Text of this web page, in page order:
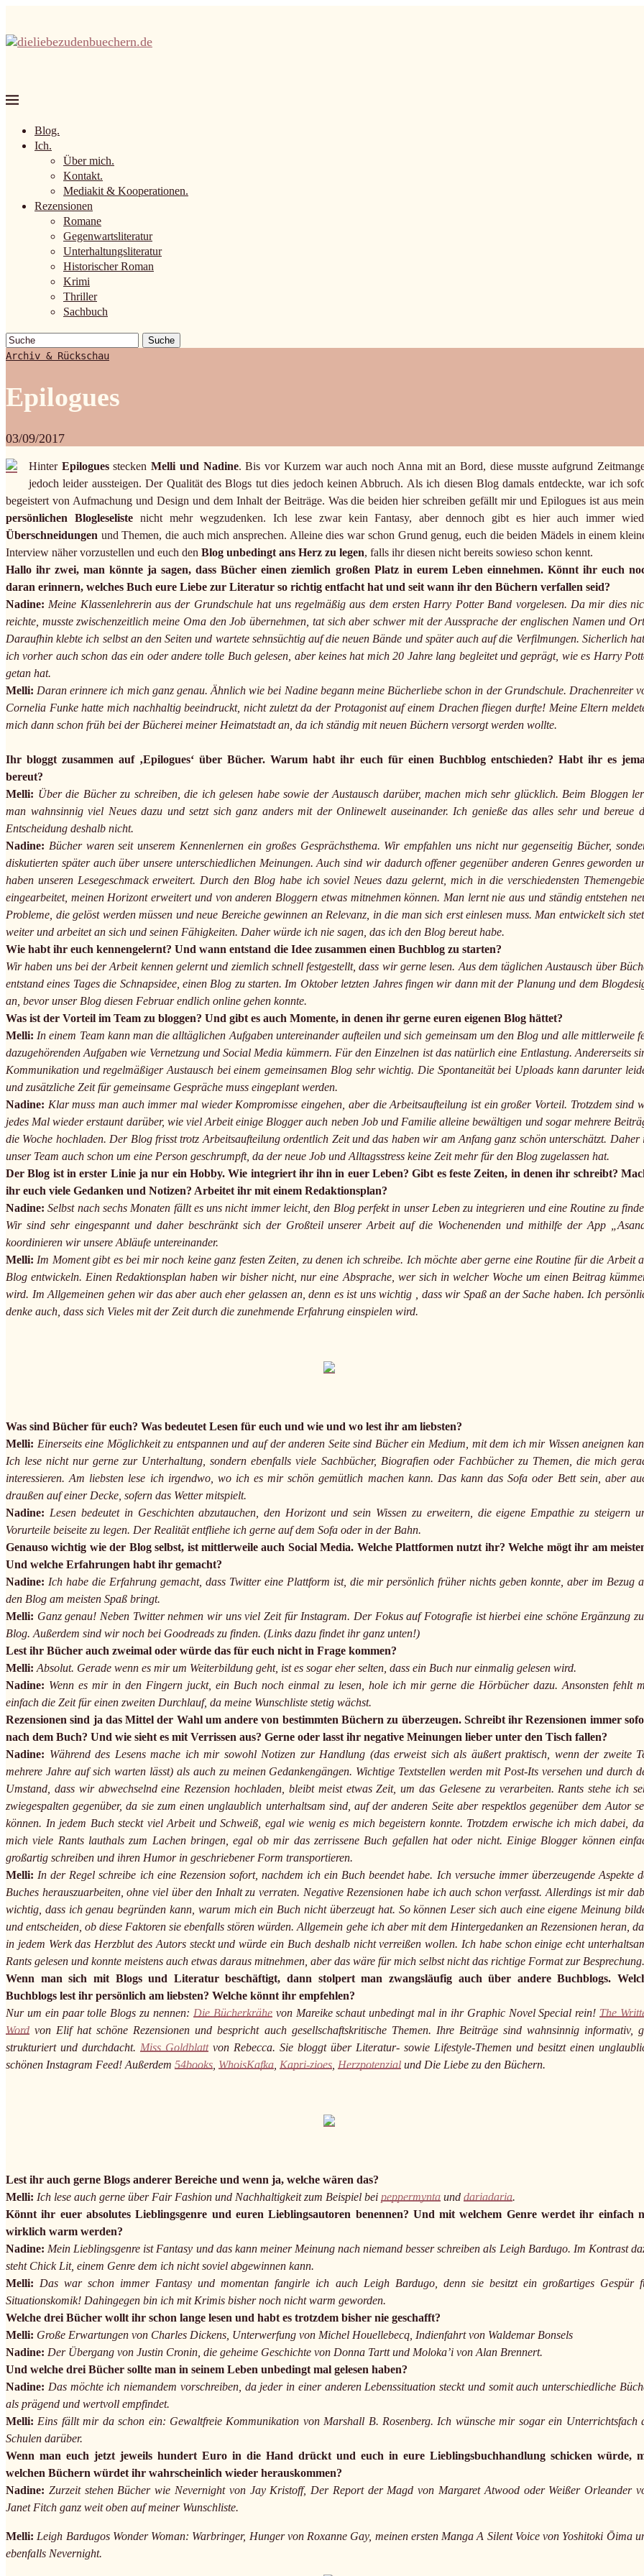
Blog.
Ich.
Über mich.
Kontakt.
Mediakit & Kooperationen.
Rezensionen
Romane
Gegenwartsliteratur
Unterhaltungsliteratur
Historischer Roman
Krimi
Thriller
Sachbuch
Suche
Archiv & Rückschau
Epilogues
03/09/2017
Hinter EpiloguessteckenMelli und Nadine. Bis vor Kurzem war auch noch Anna mit an Bord, diese musste aufgrund
jedoch leider aussteigen. Der Qualität des Blogs tut dies jedoch keinen Abbruch. Als ich diesen Blog damals entdeckte, war ich
begeistert von Aufmachung und Design und dem Inhalt der Beiträge. Was die beiden hier schreiben gefällt mir und Epilogues ist aus
persönlichen Blogleselistenicht mehr wegzudenken. Ich lese zwar kein Fantasy, aber dennoch gibt es hier auch immer
Überschneidungen und Themen, die auch mich ansprechen. Alleine dies war schon Grund genug, euch die beiden Mädels in einem
Interview näher vorzustellen und euch den Blog unbedingt ans Herz zu legen, falls ihr diesen nicht bereits sowieso schon kennt.
Hallo ihr zwei, man könnte ja sagen, dass Bücher einen ziemlich großen Platz in eurem Leben einnehmen. Könnt ihr euch
daran erinnern, welches Buch eure Liebe zur Literatur so richtig entfacht hat und seit wann ihr den Büchern verfallen seid?
Nadine: Meine Klassenlehrerin aus der Grundschule hat uns regelmäßig aus dem ersten Harry Potter Band vorgelesen. Da mir dies
reichte, musste zwischenzeitlich meine Oma den Job übernehmen, tat sich aber schwer mit der Aussprache der englischen Namen und
Daraufhin klebte ich selbst an den Seiten und wartete sehnsüchtig auf die neuen Bände und später auch auf die Verfilmungen. Sicherlich
ich vorher auch schon das ein oder andere tolle Buch gelesen, aber keines hat mich 20 Jahre lang begleitet und geprägt, wie es Harry
getan hat.
Melli: Daran erinnere ich mich ganz genau. Ähnlich wie bei Nadine begann meine Bücherliebe schon in der Grundschule. Drachenreiter
Cornelia Funke hatte mich nachhaltig beeindruckt, nicht zuletzt da der Protagonist auf einem Drachen fliegen durfte! Meine Eltern
mich dann schon früh bei der Bücherei meiner Heimatstadt an, da ich ständig mit neuen Büchern versorgt werden wollte.
Ihr bloggt zusammen auf ‚Epilogues‘ über Bücher. Warum habt ihr euch für einen Buchblog entschieden? Habt ihr es
bereut?
Melli: Über die Bücher zu schreiben, die ich gelesen habe sowie der Austausch darüber, machen mich sehr glücklich. Beim Bloggen
man wahnsinnig viel Neues dazu und setzt sich ganz anders mit der Onlinewelt auseinander. Ich genieße das alles sehr und bereue
Entscheidung deshalb nicht.
Nadine: Bücher waren seit unserem Kennenlernen ein großes Gesprächsthema. Wir empfahlen uns nicht nur gegenseitig Bücher,
diskutierten später auch über unsere unterschiedlichen Meinungen. Auch sind wir dadurch offener gegenüber anderen Genres geworden
haben unseren Lesegeschmack erweitert. Durch den Blog habe ich soviel Neues dazu gelernt, mich in die verschiedensten
eingearbeitet, meinen Horizont erweitert und von anderen Bloggern etwas mitnehmen können. Man lernt nie aus und ständig entstehen
Probleme, die gelöst werden müssen und neue Bereiche gewinnen an Relevanz, in die man sich erst einlesen muss. Man entwickelt sich
weiter und arbeitet an sich und seinen Fähigkeiten. Daher würde ich nie sagen, das ich den Blog bereut habe.
Wie habt ihr euch kennengelernt? Und wann entstand die Idee zusammen einen Buchblog zu starten?
Wir haben uns bei der Arbeit kennen gelernt und ziemlich schnell festgestellt, dass wir gerne lesen. Aus dem täglichen Austausch über
entstand eines Tages die Schnapsidee, einen Blog zu starten. Im Oktober letzten Jahres fingen wir dann mit der Planung und dem
an, bevor unser Blog diesen Februar endlich online gehen konnte.
Was ist der Vorteil im Team zu bloggen? Und gibt es auch Momente, in denen ihr gerne euren eigenen Blog hättet?
Melli: In einem Team kann man die alltäglichen Aufgaben untereinander aufteilen und sich gemeinsam um den Blog und alle mittlerweile
dazugehörenden Aufgaben wie Vernetzung und Social Media kümmern. Für den Einzelnen ist das natürlich eine Entlastung. Andererseits
Kommunikation und regelmäßiger Austausch bei einem gemeinsamen Blog sehr wichtig. Die Spontaneität bei Uploads kann darunter
und zusätzliche Zeit für gemeinsame Gespräche muss eingeplant werden.
Nadine: Klar muss man auch immer mal wieder Kompromisse eingehen, aber die Arbeitsaufteilung ist ein großer Vorteil. Trotzdem sind
jedes Mal wieder erstaunt darüber, wie viel Arbeit einige Blogger auch neben Job und Familie alleine bewältigen und sogar mehrere
die Woche hochladen. Der Blog frisst trotz Arbeitsaufteilung ordentlich Zeit und das haben wir am Anfang ganz schön unterschätzt. Daher
unser Team auch schon um eine Person geschrumpft, da der neue Job und Alltagsstress keine Zeit mehr für den Blog zugelassen hat.
Der Blog ist in erster Linie ja nur ein Hobby. Wie integriert ihr ihn in euer Leben? Gibt es feste Zeiten, in denen ihr schreibt?
ihr euch viele Gedanken und Notizen? Arbeitet ihr mit einem Redaktionsplan?
Nadine: Selbst nach sechs Monaten fällt es uns nicht immer leicht, den Blog perfekt in unser Leben zu integrieren und eine Routine zu
Wir sind sehr eingespannt und daher beschränkt sich der Großteil unserer Arbeit auf die Wochenenden und mithilfe der App
koordinieren wir unsere Abläufe untereinander.
Melli: Im Moment gibt es bei mir noch keine ganz festen Zeiten, zu denen ich schreibe. Ich möchte aber gerne eine Routine für die Arbeit
Blog entwickeln. Einen Redaktionsplan haben wir bisher nicht, nur eine Absprache, wer sich in welcher Woche um einen Beitrag
wird. Im Allgemeinen gehen wir das aber auch eher gelassen an, denn es ist uns wichtig , dass wir Spaß an der Sache haben. Ich
denke auch, dass sich Vieles mit der Zeit durch die zunehmende Erfahrung einspielen wird.
Was sind Bücher für euch? Was bedeutet Lesen für euch und wie und wo lest ihr am liebsten?
Melli: Einerseits eine Möglichkeit zu entspannen und auf der anderen Seite sind Bücher ein Medium, mit dem ich mir Wissen aneignen
Ich lese nicht nur gerne zur Unterhaltung, sondern ebenfalls viele Sachbücher, Biografien oder Fachbücher zu Themen, die mich
interessieren. Am liebsten lese ich irgendwo, wo ich es mir schön gemütlich machen kann. Das kann das Sofa oder Bett sein, aber
draußen auf einer Decke, sofern das Wetter mitspielt.
Nadine: Lesen bedeutet in Geschichten abzutauchen, den Horizont und sein Wissen zu erweitern, die eigene Empathie zu steigern
Vorurteile beiseite zu legen. Der Realität entfliehe ich gerne auf dem Sofa oder in der Bahn.
Genauso wichtig wie der Blog selbst, ist mittlerweile auch Social Media. Welche Plattformen nutzt ihr? Welche mögt ihr am
Und welche Erfahrungen habt ihr gemacht?
Nadine: Ich habe die Erfahrung gemacht, dass Twitter eine Plattform ist, die mir persönlich früher nichts geben konnte, aber im Bezug
den Blog am meisten Spaß bringt.
Melli: Ganz genau! Neben Twitter nehmen wir uns viel Zeit für Instagram. Der Fokus auf Fotografie ist hierbei eine schöne Ergänzung
Blog. Außerdem sind wir noch bei Goodreads zu finden. (Links dazu findet ihr ganz unten!)
Lest ihr Bücher auch zweimal oder würde das für euch nicht in Frage kommen?
Melli: Absolut. Gerade wenn es mir um Weiterbildung geht, ist es sogar eher selten, dass ein Buch nur einmalig gelesen wird.
Nadine: Wenn es mir in den Fingern juckt, ein Buch noch einmal zu lesen, hole ich mir gerne die Hörbücher dazu. Ansonsten fehlt
einfach die Zeit für einen zweiten Durchlauf, da meine Wunschliste stetig wächst.
Rezensionen sind ja das Mittel der Wahl um andere von bestimmten Büchern zu überzeugen. Schreibt ihr Rezensionen immer
nach dem Buch? Und wie sieht es mit Verrissen aus? Gerne oder lasst ihr negative Meinungen lieber unter den Tisch fallen?
Nadine: Während des Lesens mache ich mir sowohl Notizen zur Handlung (das erweist sich als äußert praktisch, wenn der zweite
mehrere Jahre auf sich warten lässt) als auch zu meinen Gedankengängen. Wichtige Textstellen werden mit Post-Its versehen und durch
Umstand, dass wir abwechselnd eine Rezension hochladen, bleibt meist etwas Zeit, um das Gelesene zu verarbeiten. Rants stehe ich
zwiegespalten gegenüber, da sie zum einen unglaublich unterhaltsam sind, auf der anderen Seite aber respektlos gegenüber dem Autor
können. In jedem Buch steckt viel Arbeit und Schweiß, egal wie wenig es mich begeistern konnte. Trotzdem erwische ich mich dabei,
mich viele Rants lauthals zum Lachen bringen, egal ob mir das zerrissene Buch gefallen hat oder nicht. Einige Blogger können
großartig schreiben und ihren Humor in geschriebener Form transportieren.
Melli: In der Regel schreibe ich eine Rezension sofort, nachdem ich ein Buch beendet habe. Ich versuche immer überzeugende Aspekte
Buches herauszuarbeiten, ohne viel über den Inhalt zu verraten. Negative Rezensionen habe ich auch schon verfasst. Allerdings ist mir
wichtig, dass ich genau begründen kann, warum mich ein Buch nicht überzeugt hat. So können Leser sich auch eine eigene Meinung
und entscheiden, ob diese Faktoren sie ebenfalls stören würden. Allgemein gehe ich aber mit dem Hintergedanken an Rezensionen heran,
in jedem Werk das Herzblut des Autors steckt und würde ein Buch deshalb nicht verreißen wollen. Ich habe schon einige echt
Rants gelesen und konnte meistens auch etwas daraus mitnehmen, aber das wäre für mich selbst nicht das richtige Format zur Besprechung.
Wenn man sich mit Blogs und Literatur beschäftigt, dann stolpert man zwangsläufig auch über andere Buchblogs.
Buchblogs lest ihr persönlich am liebsten? Welche könnt ihr empfehlen?
Nur um ein paar tolle Blogs zu nennen: Die Bücherkrähevon Mareike schaut unbedingt mal in ihr Graphic Novel Special rein! The
Word von Elif hat schöne Rezensionen und bespricht auch gesellschaftskritische Themen. Ihre Beiträge sind wahnsinnig informativ,
strukturiert und durchdacht. Miss Goldblattvon Rebecca. Sie bloggt über Literatur- sowie Lifestyle-Themen und besitzt einen
schönen Instagram Feed! Außerdem 54books WhoisKafka Kapri-zioes Herzpotenzial und Die Liebe zu den Büchern.
Lest ihr auch gerne Blogs anderer Bereiche und wenn ja, welche wären das?
Melli: Ich lese auch gerne über Fair Fashion und Nachhaltigkeit zum Beispiel bei peppermynta und dariadaria.
Könnt ihr euer absolutes Lieblingsgenre und euren Lieblingsautoren benennen? Und mit welchem Genre werdet ihr einfach
wirklich warm werden?
Nadine: Mein Lieblingsgenre ist Fantasy und das kann meiner Meinung nach niemand besser schreiben als Leigh Bardugo. Im Kontrast
steht Chick Lit, einem Genre dem ich nicht soviel abgewinnen kann.
Melli: Das war schon immer Fantasy und momentan fangirle ich auch Leigh Bardugo, denn sie besitzt ein großartiges Gespür
Situationskomik! Dahingegen bin ich mit Krimis bisher noch nicht warm geworden.
Welche drei Bücher wollt ihr schon lange lesen und habt es trotzdem bisher nie geschafft?
Melli: Große Erwartungen von Charles Dickens, Unterwerfung von Michel Houellebecq, Indienfahrt von Waldemar Bonsels
Nadine: Der Übergang von Justin Cronin, die geheime Geschichte von Donna Tartt und Moloka’i von Alan Brennert.
Und welche drei Bücher sollte man in seinem Leben unbedingt mal gelesen haben?
Nadine: Das möchte ich niemandem vorschreiben, da jeder in einer anderen Lebenssituation steckt und somit auch unterschiedliche
als prägend und wertvoll empfindet.
Melli: Eins fällt mir da schon ein: Gewaltfreie Kommunikation von Marshall B. Rosenberg. Ich wünsche mir sogar ein Unterrichtsfach
Schulen darüber.
Wenn man euch jetzt jeweils hundert Euro in die Hand drückt und euch in eure Lieblingsbuchhandlung schicken würde,
welchen Büchern würdet ihr wahrscheinlich wieder herauskommen?
Nadine: Zurzeit stehen Bücher wie Nevernight von Jay Kristoff, Der Report der Magd von Margaret Atwood oder Weißer Orleander
Janet Fitch ganz weit oben auf meiner Wunschliste.
Melli: Leigh Bardugos Wonder Woman: Warbringer, Hunger von Roxanne Gay, meinen ersten Manga A Silent Voice von Yoshitoki Ōima
ebenfalls Nevernight.